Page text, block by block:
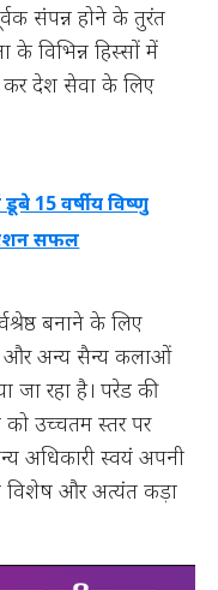
संपन्न होने के तुरंत
विभिन्न हिस्सों में
कर देश सेवा के लिए
डूबे 15 वर्षीय विष्णु
सफल
बनाने के लिए
और अन्य सैन्य कलाओं
रहा है। परेड की
उच्चतम स्तर पर
अधिकारी स्वयं अपनी
विशेष और अत्यंत कड़ा